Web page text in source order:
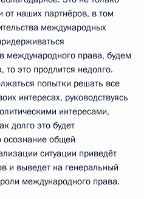
от наших партнёров, в том
международных
международного права, будем
то это продлится недолго.
попытки решать все
интересах, руководствуясь
интересами,
долго это будет
осознание общей
ситуации приведёт
и выведет на генеральный
международного права.